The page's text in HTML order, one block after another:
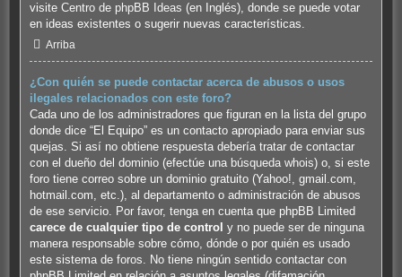
visite Centro de phpBB Ideas (en Inglés), donde se puede votar
en ideas existentes o sugerir nuevas características.
Arriba
¿Con quién se puede contactar acerca de abusos o usos
ilegales relacionados con este foro?
Cada uno de los administradores que figuran en la lista del grupo
donde dice “El Equipo” es un contacto apropiado para enviar sus
quejas. Si así no obtiene respuesta debería tratar de contactar
con el dueño del dominio (efectúe una búsqueda whois) o, si este
foro tiene correo sobre un dominio gratuito (Yahoo!, gmail.com,
hotmail.com, etc.), al departamento o administración de abusos
de ese servicio. Por favor, tenga en cuenta que phpBB Limited
carece de cualquier tipo de control y no puede ser de ninguna
manera responsable sobre cómo, dónde o por quién es usado
este sistema de foros. No tiene ningún sentido contactar con